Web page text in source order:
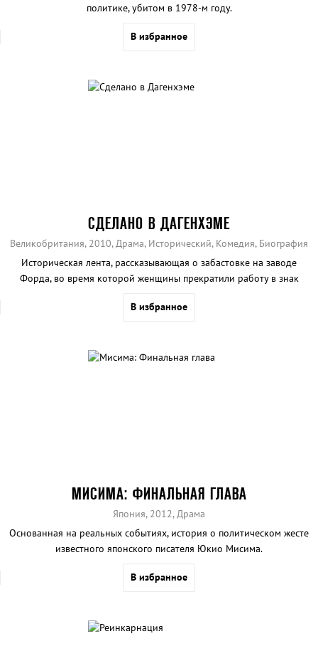
политике, убитом в 1978-м году.
В избранное
СДЕЛАНО В ДАГЕНХЭМЕ
Великобритания, 2010, Драма, Исторический, Комедия, Биография
Историческая лента, рассказывающая о забастовке на заводе
Форда, во время которой женщины прекратили работу в знак
В избранное
МИСИМА: ФИНАЛЬНАЯ ГЛАВА
Япония, 2012, Драма
Основанная на реальных событиях, история о политическом жесте
известного японского писателя Юкио Мисима.
В избранное